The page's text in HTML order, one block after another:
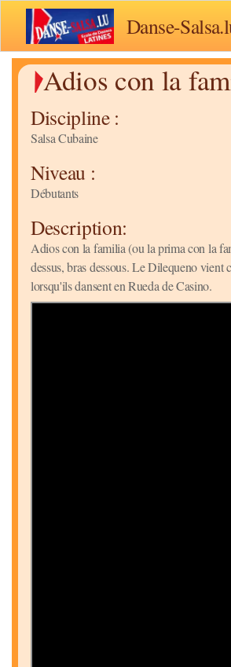
Danse-
Adios con la
Discipline :
Salsa Cubaine
Niveau :
Débutants
Description:
Adios con la familia (ou la prima con la
dessus, bras dessous. Le Dilequeno
lorsqu'ils dansent en Rueda de Casino.